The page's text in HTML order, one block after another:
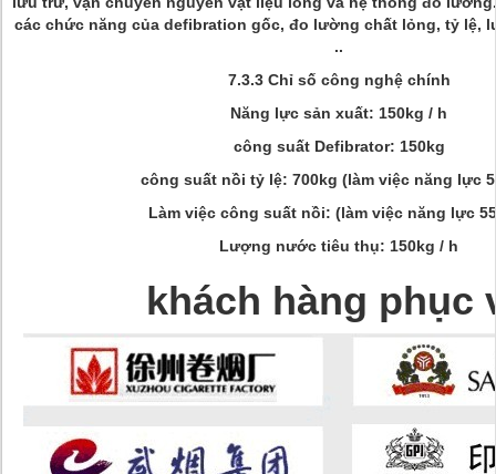
các chức năng của defibration gốc, đo lường chất lỏng, tỷ lệ,
..
7.3.3 Chỉ số công nghệ chính
Năng lực sản xuất: 150kg / h
công suất Defibrator: 150kg
công suất nồi tỷ lệ: 700kg (làm việc năng lực
Làm việc công suất nồi: (làm việc năng lực
Lượng nước tiêu thụ: 150kg / h
khách hàng phục